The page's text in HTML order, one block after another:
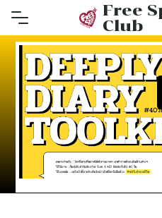
Skip
content
Free
Club